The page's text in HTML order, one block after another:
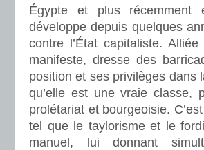
Égypte et plus récemment
développe depuis quelques
contre l’État capitaliste.
manifeste, dresse des
position et ses privilèges dans
qu’elle est une vraie classe,
prolétariat et bourgeoisie.
tel que le taylorisme et le
manuel, lui donnant